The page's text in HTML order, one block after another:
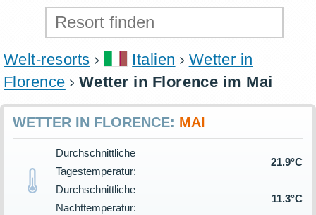
Welt-resorts Italien
Wetter in
Florence
Wetter in Florence im Mai
WETTER IN FLORENCE: MAI
Durchschnittliche
Tagestemperatur:
21.9°C
Durchschnittliche
Nachttemperatur:
11.3°C